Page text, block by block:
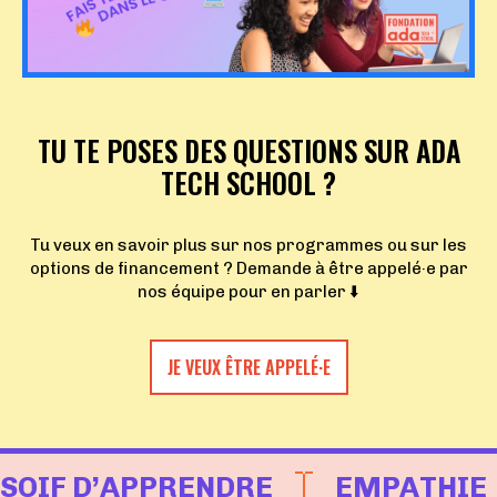
TU TE POSES DES QUESTIONS SUR ADA
TECH SCHOOL ?
Tu veux en savoir plus sur nos programmes ou sur les
options de financement ? Demande à être appelé·e par
nos équipe pour en parler ⬇️
JE VEUX ÊTRE APPELÉ·E
SOIF D’APPRENDRE EMPATHIE